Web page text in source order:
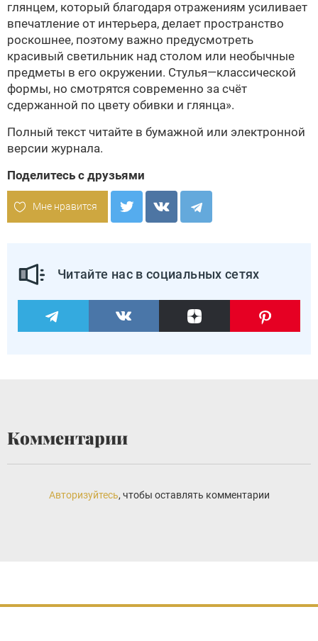
глянцем, который благодаря отражениям усиливает
впечатление от интерьера, делает пространство
роскошнее, поэтому важно предусмотреть
красивый светильник над столом или необычные
предметы в его окружении. Стулья—классической
формы, но смотрятся современно за счёт
сдержанной по цвету обивки и глянца».
Полный текст читайте в бумажной или электронной
версии журнала.
Поделитесь с друзьями
Мне нравится
Читайте нас в социальных сетях
Комментарии
Авторизуйтесь, чтобы оставлять комментарии